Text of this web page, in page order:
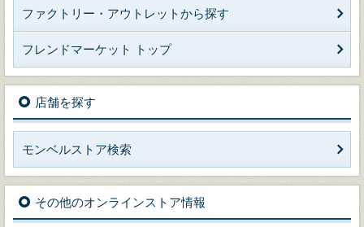
ファクトリー・アウトレットから探す
フレンドマーケット トップ
店舗を探す
モンベルストア検索
その他のオンラインストア情報